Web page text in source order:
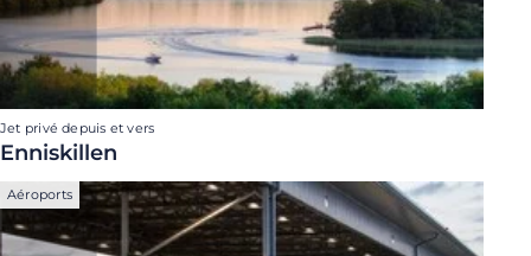
Jet privé depuis et vers
Enniskillen
Aéroports